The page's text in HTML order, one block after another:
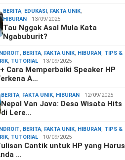
BERITA, EDUKASI, FAKTA UNIK,
HIBURAN
13/09/2025
Tau Nggak Asal Mula Kata
Ngabuburit?
, BERITA, FAKTA UNIK, HIBURAN, TIPS &
, TUTORIAL 13/09/2025
Cara Memperbaiki Speaker HP
A…
BERITA, FAKTA UNIK, HIBURAN 12/09/2025
Nepal Van Java: Desa Wisata Hits
di Lere…
, BERITA, FAKTA UNIK, HIBURAN, TIPS &
, TUTORIAL 10/09/2025
Cantik untuk HP yang Harus
…